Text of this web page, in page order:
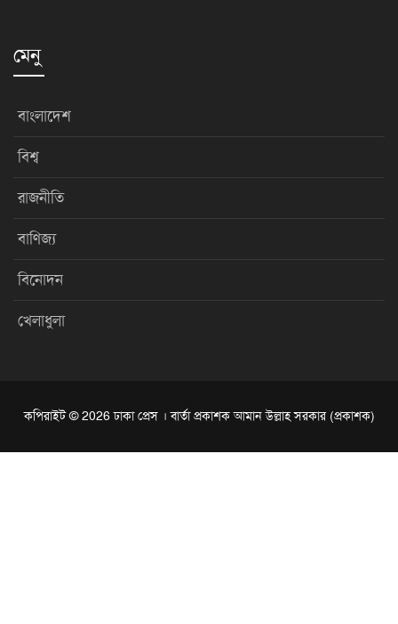
মেনু
বাংলাদেশ
বিশ্ব
রাজনীতি
বাণিজ্য
বিনোদন
খেলাধুলা
কপিরাইট © 2026 ঢাকা প্রেস । বার্তা প্রকাশক আমান উল্লাহ সরকার (প্রকাশক)